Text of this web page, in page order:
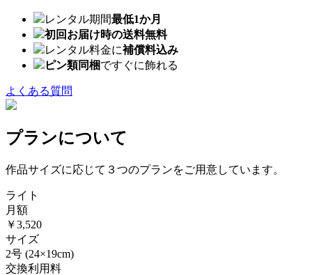
レンタル期間最低1か月
初回お届け時の送料無料
レンタル料金に補償料込み
ピン類同梱ですぐに飾れる
よくある質問
プランについて
作品サイズに応じて３つのプランをご用意しています。
ライト
月額
￥3,520
サイズ
2号 (24×19cm)
交換利用料